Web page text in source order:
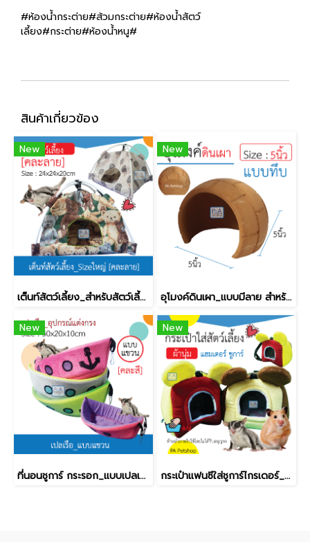
#ห้องน้ำกระต่าย#ส้วมกระต่าย#ห้องน้ำสัตว์
เลี้ยง#กระต่าย#ห้องน้ำหนู#
สินค้าเกี่ยวข้อง
New
เต็นท์สัตว์เลี้ยง_สำหรับสัตว์เลี้ยง (คละสี)
New
อุโมงค์ดินเผา_แบบมีลาย สำหรับสัตว์เลี้ยง [6นิ้ว]
New
ที่นอนชูการ์ กระรอก_แบบเปลเรือ [ใบใหญ่] / คละสี.
New
กระเป๋าแฟนซีใส่ชูการ์ไกรเดอร์_รุ่นมิกกี้ [ผ้านิ่ม ซักได้] / คละสี